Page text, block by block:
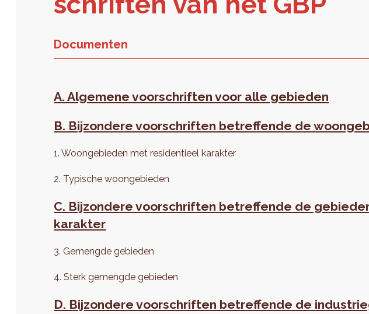
Documenten
A. Algemene voorschriften voor alle gebieden
B. Bijzondere voorschriften betreffende de
1. Woongebieden met residentieel karakter
2. Typische woongebieden
C. Bijzondere voorschriften betreffende de
karakter
3. Gemengde gebieden
4. Sterk gemengde gebieden
D. Bijzondere voorschriften betreffende de